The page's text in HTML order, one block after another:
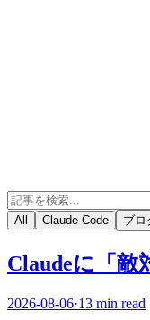
All Claude Code ブロ
Claudeに「敵
2026-08-06·13 min read